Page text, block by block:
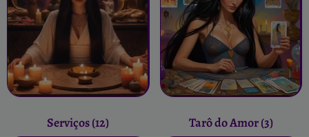
Serviços(12) Tarô do Amor(3)